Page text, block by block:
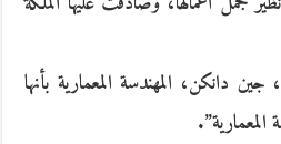
دانكن، المهندسة المعمارية بأنها
المعمارية”.